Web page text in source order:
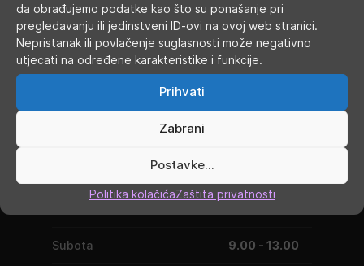
da obrađujemo podatke kao što su ponašanje pri
pregledavanju ili jedinstveni ID-ovi na ovoj web stranici.
Nepristanak ili povlačenje suglasnosti može negativno
utjecati na određene karakteristike i funkcije.
Prihvati
Zabrani
Postavke...
Politika kolačićaZaštita privatnosti
RADNO VRIJEME
Ponedjeljak 9.00 - 19.00
Subota 9.00 - 13.00